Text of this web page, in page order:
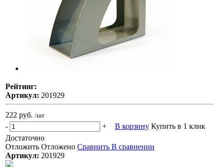
Рейтинг:
Артикул: 201929
222 руб. /шт
- + В корзину Купить в 1 клик
Достаточно
Отложить Отложено Сравнить В сравнении
Артикул: 201929